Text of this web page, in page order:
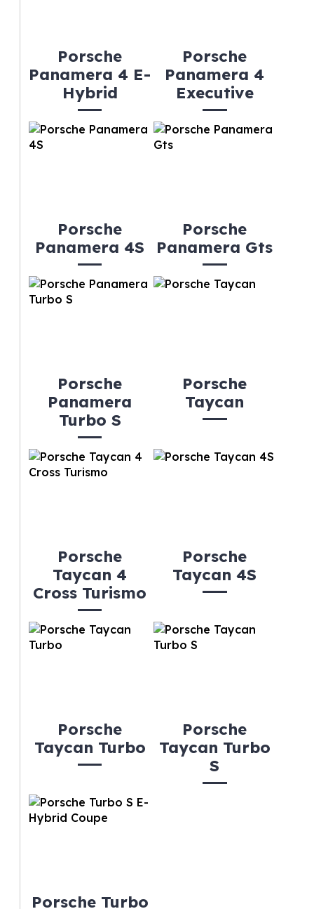
Porsche
Panamera 4 E-
Hybrid
Porsche
Panamera 4
Executive
Porsche
Panamera 4S
Porsche
Panamera Gts
Porsche
Panamera
Turbo S
Porsche
Taycan
Porsche
Taycan 4
Cross Turismo
Porsche
Taycan 4S
Porsche
Taycan Turbo
Porsche
Taycan Turbo
S
Porsche Turbo